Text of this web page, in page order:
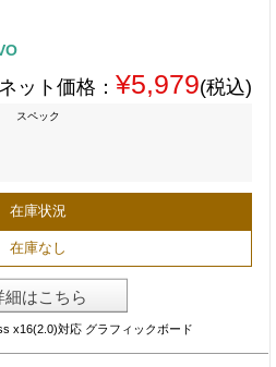
ネット価格： ¥5,979(税込)
スペック
在庫状況
在庫なし
細はこちら
x16(2.0)対応 グラフィックボード